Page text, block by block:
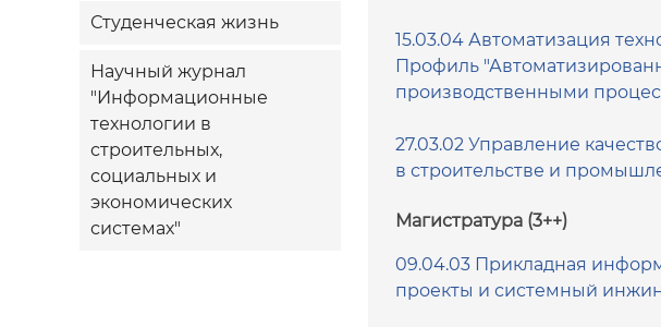
Студенческая жизнь
Научный журнал
"Информационные
технологии в
строительных,
социальных и
экономических
системах"
15.03.04 Автоматизация
Профиль
производственными
27.03.02 Управление
в строительстве и
Магистратура (3++)
09.04.03 Прикладная
проекты и системный